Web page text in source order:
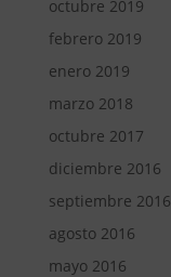
octubre 2019
febrero 2019
enero 2019
marzo 2018
octubre 2017
diciembre 2016
septiembre 2016
agosto 2016
mayo 2016